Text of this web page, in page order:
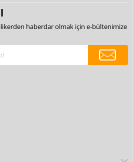
haberdar olmak için e-bültenimize